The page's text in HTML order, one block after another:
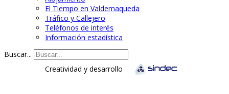
El Tiempo en Valdemaqueda
Tráfico y Callejero
Teléfonos de interés
Información estadística
Buscar...
Creatividad y desarrollo